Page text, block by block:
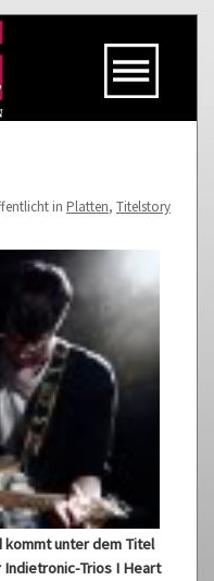
in Platten, Titelstory
kommt unter dem Titel
Indietronic-Trios I Heart